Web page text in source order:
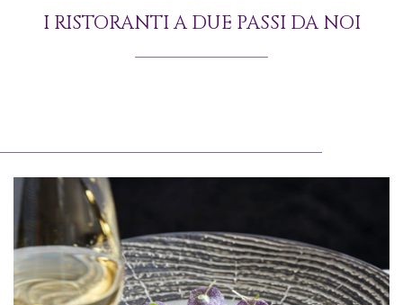
I RISTORANTI A DUE PASSI DA NOI